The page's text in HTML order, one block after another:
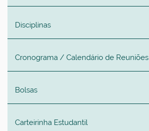
Disciplinas
Cronograma / Calendário de Reuniões
Bolsas
Carteirinha Estudantil